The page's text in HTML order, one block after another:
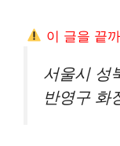
이 글을 끝
서울시 성
반영구 화